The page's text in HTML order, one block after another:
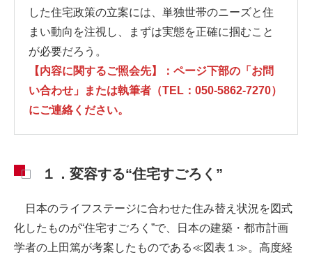
した住宅政策の立案には、単独世帯のニーズと住
まい動向を注視し、まずは実態を正確に掴むこと
が必要だろう。
【内容に関するご照会先】：ページ下部の「お問
い合わせ」または執筆者（TEL：050-5862-7270）
にご連絡ください。
１．変容する“住宅すごろく”
日本のライフステージに合わせた住み替え状況を図式
化したものが“住宅すごろく”で、日本の建築・都市計画
学者の上田篤が考案したものである≪図表１≫。高度経